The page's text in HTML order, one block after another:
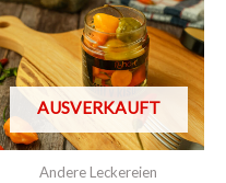
AUSVERKAUFT
Andere Leckereien